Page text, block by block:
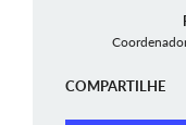
COMPARTILHE